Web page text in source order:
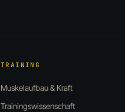
TRAINING
Muskelaufbau & Kraft
Trainingswissenschaft